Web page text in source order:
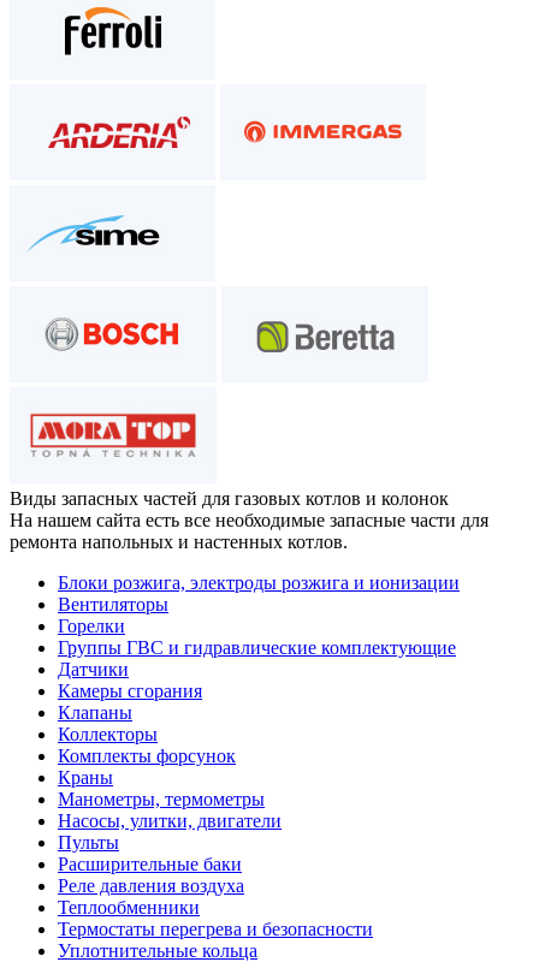
Виды запасных частей для газовых котлов и колонок
На нашем сайта есть все необходимые запасные части для
ремонта напольных и настенных котлов.
Блоки розжига, электроды розжига и ионизации
Вентиляторы
Горелки
Группы ГВС и гидравлические комплектующие
Датчики
Камеры сгорания
Клапаны
Коллекторы
Комплекты форсунок
Краны
Манометры, термометры
Насосы, улитки, двигатели
Пульты
Расширительные баки
Реле давления воздуха
Теплообменники
Термостаты перегрева и безопасности
Уплотнительные кольца